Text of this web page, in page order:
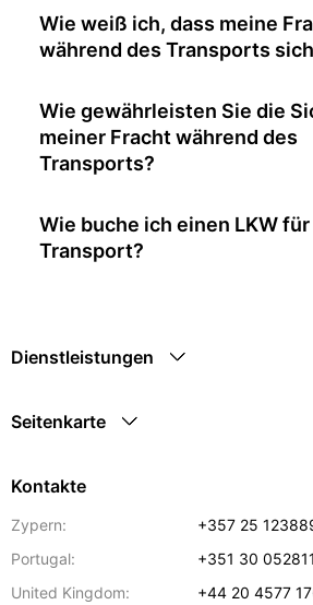
Wie weiß ich, dass meine
während des Transports
Wie gewährleisten Sie die
meiner Fracht während des
Transports?
Wie buche ich einen LKW für
Transport?
Dienstleistungen
Seitenkarte
Kontakte
Zypern:
+357 25
Portugal:
+351 30
United Kingdom:
+44 20 4577